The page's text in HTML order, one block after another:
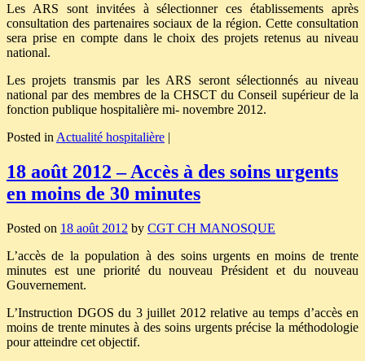
Les ARS sont invitées à sélectionner ces établissements après
consultation des partenaires sociaux de la région. Cette consultation
sera prise en compte dans le choix des projets retenus au niveau
national.
Les projets transmis par les ARS seront sélectionnés au niveau
national par des membres de la CHSCT du Conseil supérieur de la
fonction publique hospitalière mi- novembre 2012.
Posted in Actualité hospitalière |
18 août 2012 – Accès à des soins urgents
en moins de 30 minutes
Posted on 18 août 2012 by CGT CH MANOSQUE
L’accès de la population à des soins urgents en moins de trente
minutes est une priorité du nouveau Président et du nouveau
Gouvernement.
L’Instruction DGOS du 3 juillet 2012 relative au temps d’accès en
moins de trente minutes à des soins urgents précise la méthodologie
pour atteindre cet objectif.